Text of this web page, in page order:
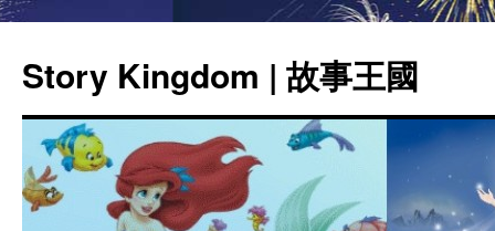
Story Kingdom | 故事王國